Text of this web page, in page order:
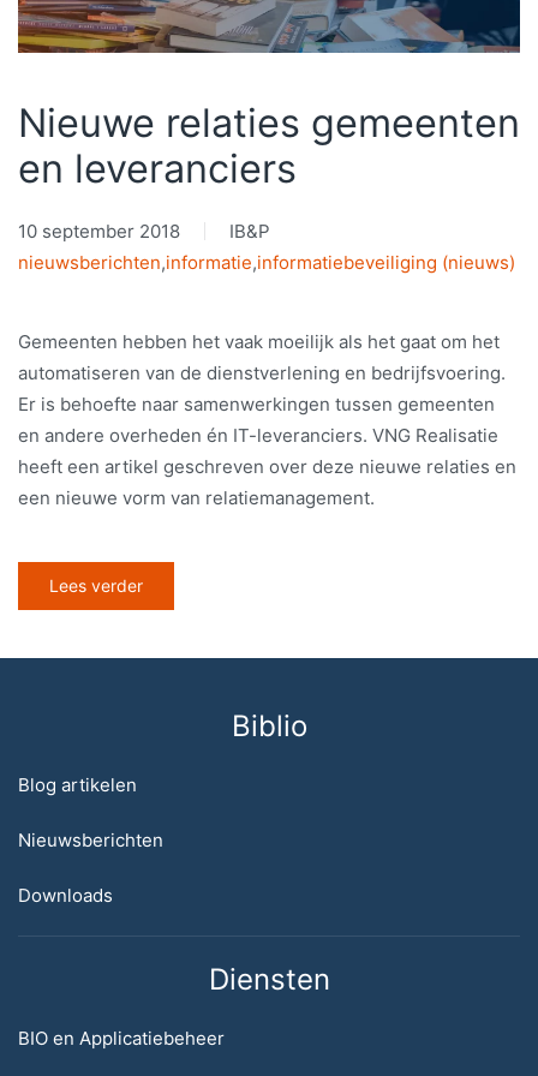
Nieuwe relaties gemeenten
en leveranciers
10 september 2018
IB&P
nieuwsberichten,informatie,informatiebeveiliging (nieuws)
Gemeenten hebben het vaak moeilijk als het gaat om het
automatiseren van de dienstverlening en bedrijfsvoering.
Er is behoefte naar samenwerkingen tussen gemeenten
en andere overheden én IT-leveranciers. VNG Realisatie
heeft een artikel geschreven over deze nieuwe relaties en
een nieuwe vorm van relatiemanagement.
Lees verder
Biblio
Blog artikelen
Nieuwsberichten
Downloads
Diensten
BIO en Applicatiebeheer